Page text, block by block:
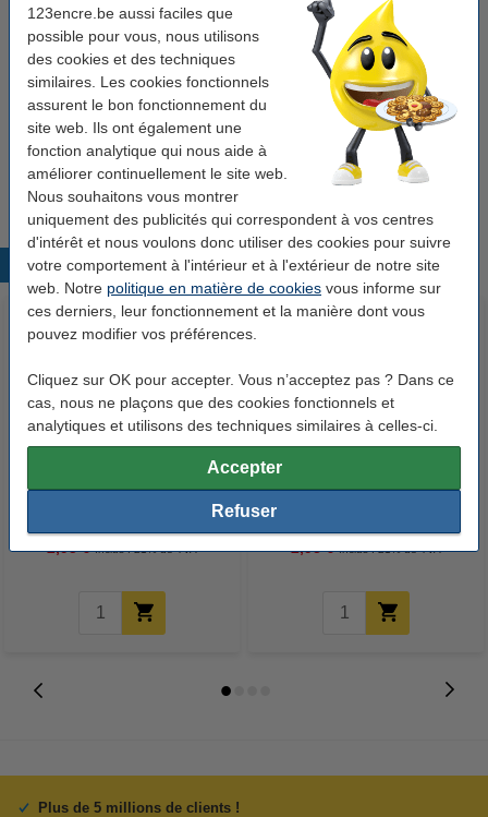
123encre.be aussi faciles que
possible pour vous, nous utilisons
des cookies et des techniques
similaires. Les cookies fonctionnels
assurent le bon fonctionnement du
site web. Ils ont également une
fonction analytique qui nous aide à
améliorer continuellement le site web.
Nous souhaitons vous montrer
uniquement des publicités qui correspondent à vos centres
d'intérêt et nous voulons donc utiliser des cookies pour suivre
votre comportement à l'intérieur et à l'extérieur de notre site
web. Notre politique en matière de cookies vous informe sur
ces derniers, leur fonctionnement et la manière dont vous
pouvez modifier vos préférences.
Cliquez sur OK pour accepter. Vous n’acceptez pas ? Dans ce
cas, nous ne plaçons que des cookies fonctionnels et
analytiques et utilisons des techniques similaires à celles-ci.
Accepter
Refuser
Bon plan : commandez également
Nobo assortiment de fiches T taille 1,5 (5
couleurs)
13,50 €
Astuce
Commandez vosfiches Tdirectement.
Produits populaires
fiches) - blanc
2,95 € Inclus : 21% de TVA
fiches) - rouge
2,95 € Inclus : 21% de TVA
Plus de 5 millions de clients !